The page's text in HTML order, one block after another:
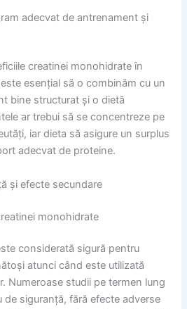
adecvat de antrenament și
creatinei monohidrate în
esențial să o combinăm cu un
bine structurat și o dietă
ar trebui să se concentreze pe
iar dieta să asigure un surplus
adecvat de proteine.
și efecte secundare
monohidrate
considerată sigură pentru
atunci când este utilizată
Numeroase studii pe termen lung
de siguranță, fără efecte adverse